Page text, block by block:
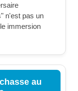
n'est pas un
immersion
au